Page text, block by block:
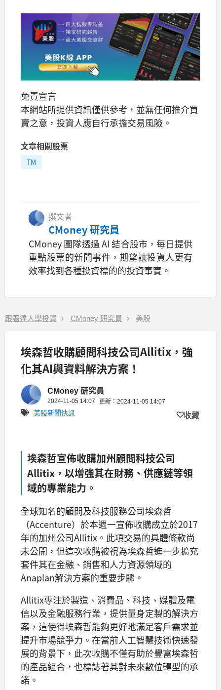
免責宣言
本網站所提供資訊僅供參考，並無任何推介買
賣之意，投資人應自行承擔交易風險。
文章相關股票
TM
撰文者
CMoney 研究員
CMoney 團隊透過 AI 結合股市，每日提供
重點股票的新聞事件，期望讓投資人更有
效率找到各種投資標的的投資事實。
跟著達人學投資 CMoney 研究員 美股
埃森哲收購顧問科技公司Allitix，強
化其AI與資料解決方案！
CMoney 研究員
2024-11-05 14:07 更新：2024-11-05 14:07
美股新聞快訊 收藏
埃森哲宣佈收購加州顧問科技公司
Allitix，以增強其在財務、供應鏈等領
域的專業能力。
全球知名的顧問及科技服務公司埃森哲
（Accenture）於本週一宣佈收購成立於2017
年的加州公司Allitix。此項交易的具體條款尚
未公開，但這次收購被視為埃森哲進一步擴充
套件其在金融、銷售和人力資源領域的
Anaplan解決方案的重要步驟。
Allitix專注於製造、消費品、科技、媒體及電
信以及金融服務行業，提供量身定製的解決方
案，這使得埃森哲能夠更好地滿足客戶需求並
提升市場競爭力。在當前人工智慧技術快速發
展的背景下，此次收購不僅有助於豐富埃森哲
的產品組合，也標誌著其對未來數位轉型的承
諾。